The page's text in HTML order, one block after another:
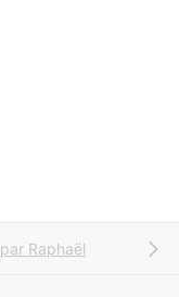
par Raphaël